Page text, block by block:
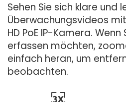
Sehen Sie sich klare und
Überwachungsvideos
HD PoE IP-Kamera.
erfassen möchten,
einfach heran, um
beobachten.